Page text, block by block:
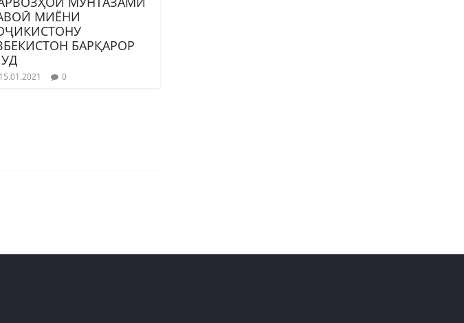
МИЁНИ
БАРҚАРОР
15.01.2021 0